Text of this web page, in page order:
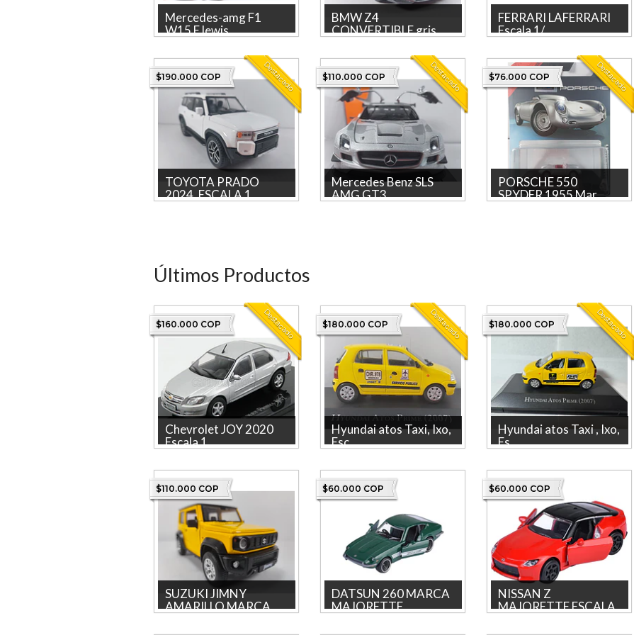
Mercedes-amg F1
W15 E lewis...
hamilton en caja de carton 1-
24 La tienda mas gra...
BMW Z4
CONVERTIBLE gris ,
BMW Z4 CONVERTIBLE gris ,
MARCA KINSMART , ESCALA
1-34 Producto licenciado P...
FERRARI LAFERRARI
Escala 1/...
1/43 del Ferrari LaFerrari,
fabricado por la reco...
$190.000 COP Destacado
TOYOTA PRADO
2024, ESCALA 1...
$110.000 COP Destacado
Mercedes Benz SLS
AMG GT3, ...
$76.000 COP Destacado
PORSCHE 550
SPYDER 1955 Mar...
Últimos Productos
$160.000 COP Destacado
Chevrolet JOY 2020
Escala 1...
1/43 Marca Ixo- La tienda más
grande en línea de C...
$180.000 COP Destacado
Hyundai atos Taxi, Ixo,
Esc...
una de los taxis más icónicos
de las Colombia, par...
$180.000 COP Destacado
Hyundai atos Taxi , Ixo,
Es...
una de los taxis más icónicos
de las Colombia, par...
$110.000 COP
SUZUKI JIMNY
AMARILLO MARCA...
$60.000 COP
DATSUN 260 MARCA
MAJORETTE ...
$60.000 COP
NISSAN Z
MAJORETTE ESCALA